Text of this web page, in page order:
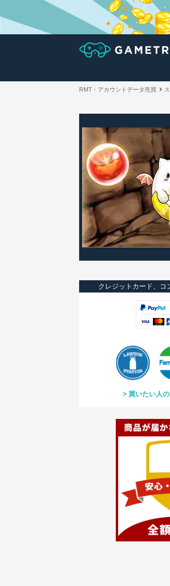
RMT・アカウントデータ売買
クレジットカード、コ
買いたい人